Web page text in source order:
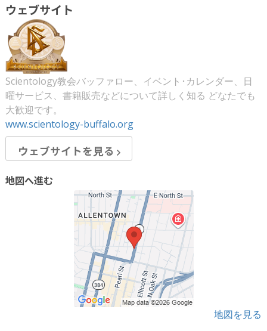
ウェブサイト
Scientology教会バッファロー、イベント･カレンダー、日
曜サービス、書籍販売などについて詳しく知る どなたでも
大歓迎です。
www.scientology-buffalo.org
ウェブサイトを見る
地図へ進む
地図を見る